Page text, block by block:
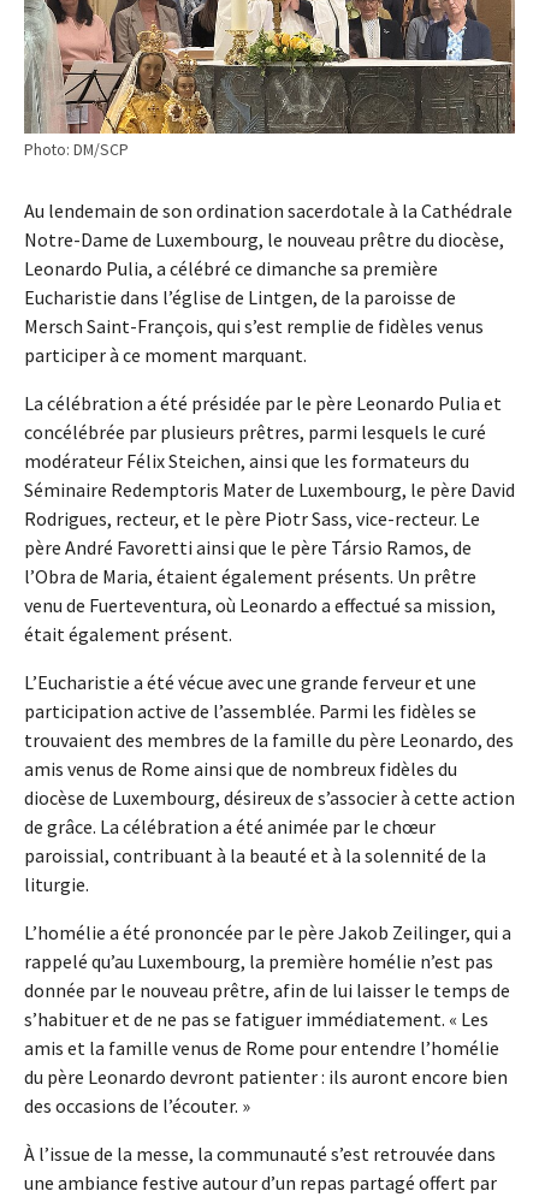
Photo: DM/SCP
Au lendemain de son ordination sacerdotale à la Cathédrale
Notre-Dame de Luxembourg, le nouveau prêtre du diocèse,
Leonardo Pulia, a célébré ce dimanche sa première
Eucharistie dans l’église de Lintgen, de la paroisse de
Mersch Saint-François, qui s’est remplie de fidèles venus
participer à ce moment marquant.
La célébration a été présidée par le père Leonardo Pulia et
concélébrée par plusieurs prêtres, parmi lesquels le curé
modérateur Félix Steichen, ainsi que les formateurs du
Séminaire Redemptoris Mater de Luxembourg, le père David
Rodrigues, recteur, et le père Piotr Sass, vice-recteur. Le
père André Favoretti ainsi que le père Társio Ramos, de
l’Obra de Maria, étaient également présents. Un prêtre
venu de Fuerteventura, où Leonardo a effectué sa mission,
était également présent.
L’Eucharistie a été vécue avec une grande ferveur et une
participation active de l’assemblée. Parmi les fidèles se
trouvaient des membres de la famille du père Leonardo, des
amis venus de Rome ainsi que de nombreux fidèles du
diocèse de Luxembourg, désireux de s’associer à cette action
de grâce. La célébration a été animée par le chœur
paroissial, contribuant à la beauté et à la solennité de la
liturgie.
L’homélie a été prononcée par le père Jakob Zeilinger, qui a
rappelé qu’au Luxembourg, la première homélie n’est pas
donnée par le nouveau prêtre, afin de lui laisser le temps de
s’habituer et de ne pas se fatiguer immédiatement. « Les
amis et la famille venus de Rome pour entendre l’homélie
du père Leonardo devront patienter : ils auront encore bien
des occasions de l’écouter. »
À l’issue de la messe, la communauté s’est retrouvée dans
une ambiance festive autour d’un repas partagé offert par